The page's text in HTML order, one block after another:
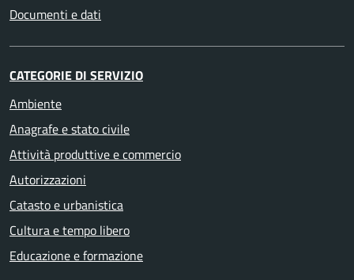
Documenti e dati
CATEGORIE DI SERVIZIO
Ambiente
Anagrafe e stato civile
Attività produttive e commercio
Autorizzazioni
Catasto e urbanistica
Cultura e tempo libero
Educazione e formazione